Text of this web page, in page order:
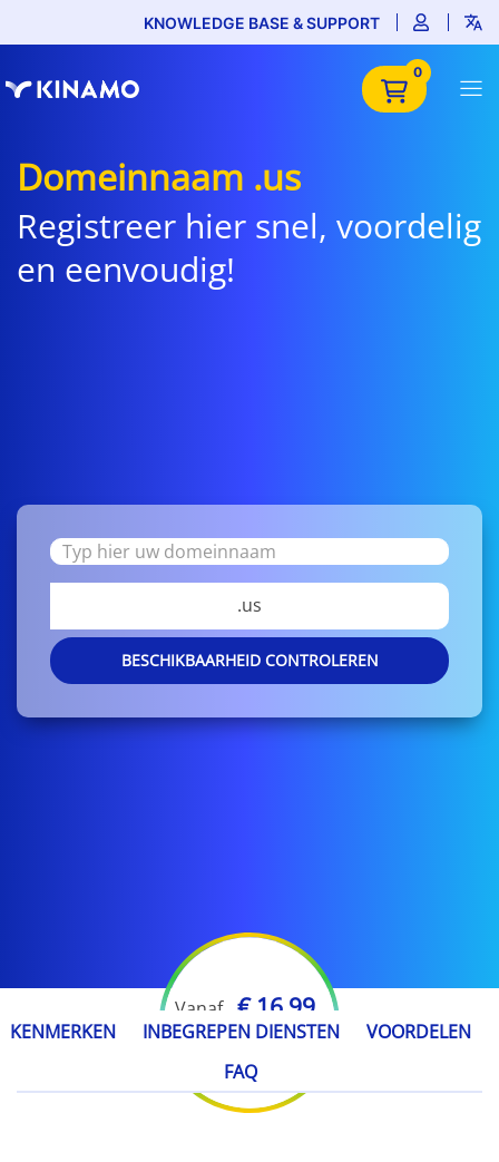
KNOWLEDGE BASE & SUPPORT
0
Domeinnaam .us
Registreer hier snel, voordelig
en eenvoudig!
.us
BESCHIKBAARHEID CONTROLEREN
Vanaf € 16,99
/ jaar
KENMERKEN INBEGREPEN DIENSTEN
VOORDELEN
FAQ